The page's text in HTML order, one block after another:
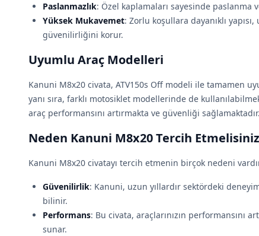
Paslanmazlık: Özel kaplamaları sayesinde paslanma
Yüksek Mukavemet: Zorlu koşullara dayanıklı
güvenilirliğini korur.
Uyumlu Araç Modelleri
Kanuni M8x20 civata, ATV150s Off modeli ile tamamen
yanı sıra, farklı motosiklet modellerinde de
araç performansını artırmakta ve güvenliği sağlamaktadır.
Neden Kanuni M8x20 Tercih
Kanuni M8x20 civatayı tercih etmenin birçok nedeni
Güvenilirlik: Kanuni, uzun yıllardır sektördeki
bilinir.
Performans: Bu civata, araçlarınızın performansını
sunar.